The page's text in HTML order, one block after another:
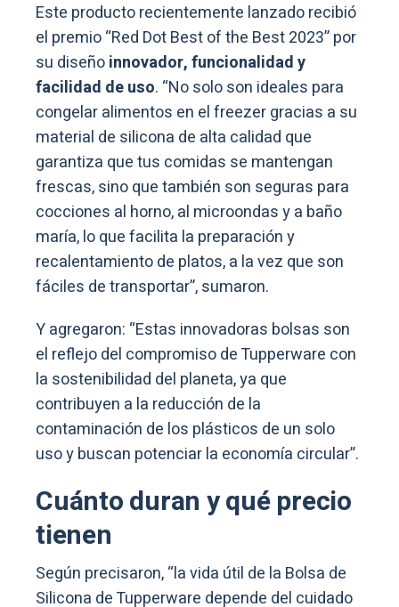
Este producto recientemente lanzado recibió
el premio “Red Dot Best of the Best 2023” por
su diseñoinnovador, funcionalidad y
facilidad de uso. “No solo son ideales para
congelar alimentos en el freezer gracias a su
material de silicona de alta calidad que
garantiza que tus comidas se mantengan
frescas, sino que también son seguras para
cocciones al horno, al microondas y a baño
maría, lo que facilita la preparación y
recalentamiento de platos, a la vez que son
fáciles de transportar”, sumaron.
Y agregaron: “Estas innovadoras bolsas son
el reflejo del compromiso de Tupperware con
la sostenibilidad del planeta, ya que
contribuyen a la reducción de la
contaminación de los plásticos de un solo
uso y buscan potenciar la economía circular”.
Cuánto duran y qué precio
tienen
Según precisaron, “la vida útil de la Bolsa de
Silicona de Tupperware depende del cuidado